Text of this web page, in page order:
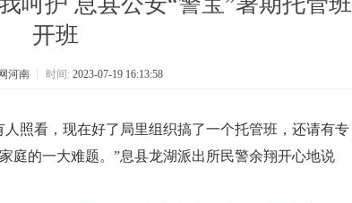
开班
河南 ┆ 时间: 2023-07-19 16:13:58
照看，现在好了局里组织搞了一个托管班，还请有专
庭的一大难题。”息县龙湖派出所民警余翔开心地说